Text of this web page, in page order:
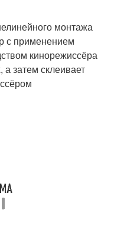
монтажа
с применением
кинорежиссёра
затем склеивает